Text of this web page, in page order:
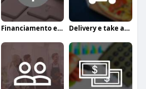
Financiamento e crédito Delivery e take away